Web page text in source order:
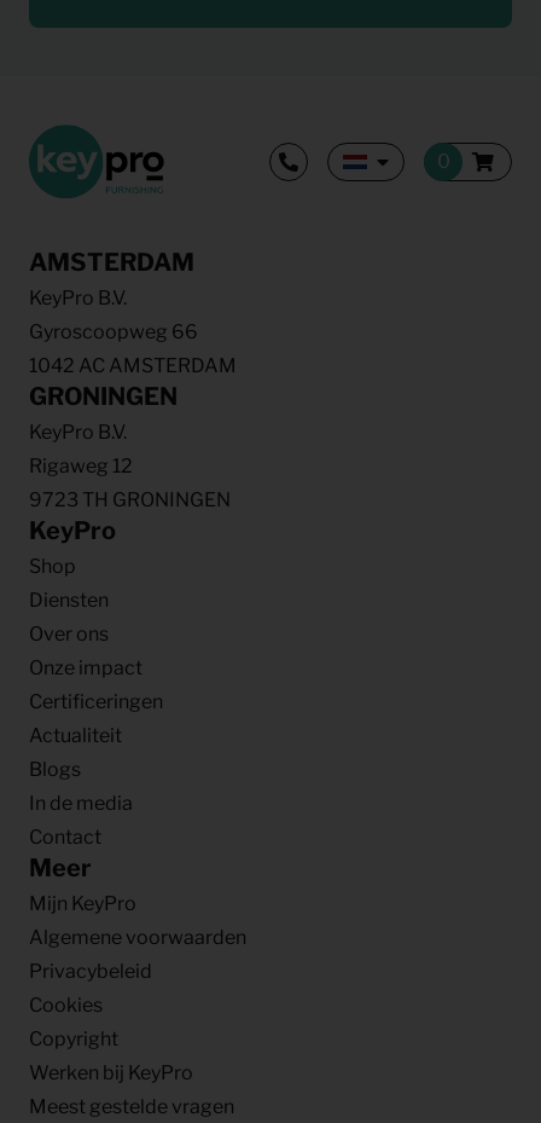
AMSTERDAM
KeyPro B.V.
Gyroscoopweg 66
1042 AC AMSTERDAM
GRONINGEN
KeyPro B.V.
Rigaweg 12
9723 TH GRONINGEN
KeyPro
Shop
Diensten
Over ons
Onze impact
Certificeringen
Actualiteit
Blogs
In de media
Contact
Meer
Mijn KeyPro
Algemene voorwaarden
Privacybeleid
Cookies
Copyright
Werken bij KeyPro
Meest gestelde vragen